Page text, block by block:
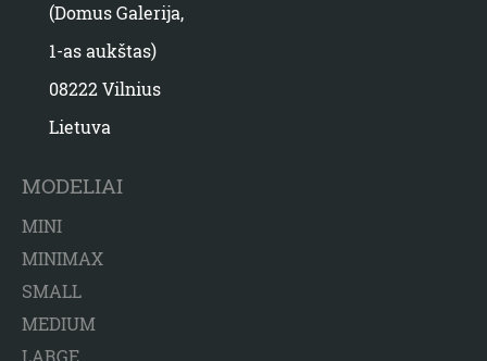
(Domus Galerija,
1-as aukštas)
08222 Vilnius
Lietuva
MODELIAI
MINI
MINIMAX
SMALL
MEDIUM
LARGE